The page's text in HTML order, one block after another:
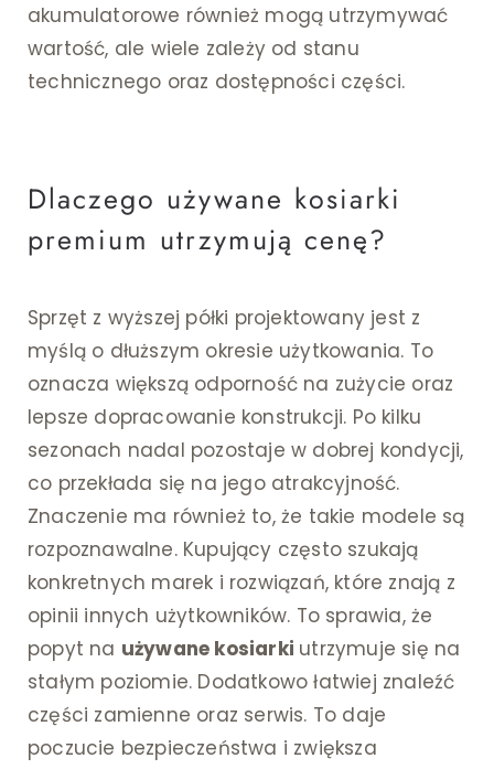
akumulatorowe również mogą utrzymywać
wartość, ale wiele zależy od stanu
technicznego oraz dostępności części.
Dlaczego używane kosiarki
premium utrzymują cenę?
Sprzęt z wyższej półki projektowany jest z
myślą o dłuższym okresie użytkowania. To
oznacza większą odporność na zużycie oraz
lepsze dopracowanie konstrukcji. Po kilku
sezonach nadal pozostaje w dobrej kondycji,
co przekłada się na jego atrakcyjność.
Znaczenie ma również to, że takie modele są
rozpoznawalne. Kupujący często szukają
konkretnych marek i rozwiązań, które znają z
opinii innych użytkowników. To sprawia, że
popyt na używane kosiarki utrzymuje się na
stałym poziomie. Dodatkowo łatwiej znaleźć
części zamienne oraz serwis. To daje
poczucie bezpieczeństwa i zwiększa